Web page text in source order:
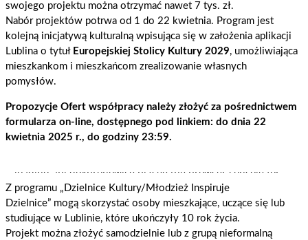
swojego projektu można otrzymać nawet 7 tys. zł.
Nabór projektów potrwa od 1 do 22 kwietnia. Program jest
kolejną inicjatywą kulturalną wpisująca się w założenia aplikacji
Lublina o tytuł Europejskiej Stolicy Kultury 2029, umożliwiająca
mieszkankom i mieszkańcom zrealizowanie własnych
pomysłów.
Propozycje Ofert współpracy należy złożyć za pośrednictwem
formularza on-line, dostępnego pod linkiem: do dnia 22
kwietnia 2025 r., do godziny 23:59.
Z programu „Dzielnice Kultury/Młodzież Inspiruje
Dzielnice” mogą skorzystać osoby mieszkające, uczące się lub
studiujące w Lublinie, które ukończyły 10 rok życia.
Projekt można złożyć samodzielnie lub z grupą nieformalną